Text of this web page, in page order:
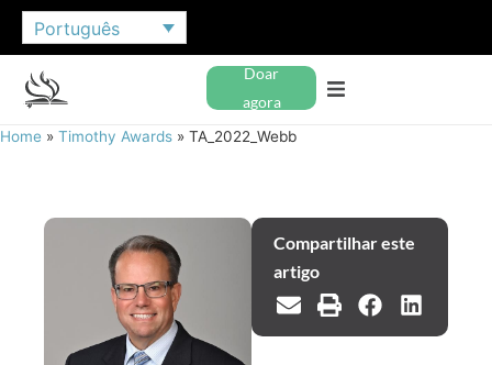
Português
Doar
agora
Home » Timothy Awards » TA_2022_Webb
Compartilhar este
artigo